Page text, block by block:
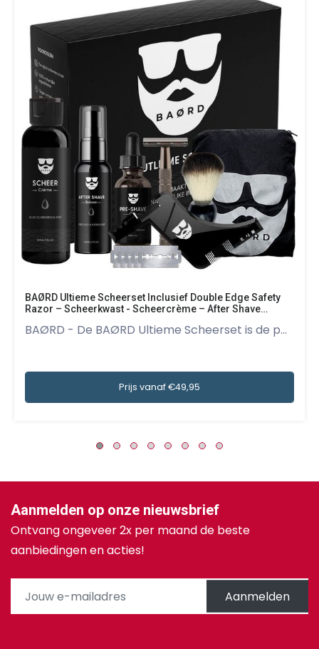
BAØRD Ultieme Scheerset Inclusief Double Edge Safety
Razor – Scheerkwast - Scheercrème – After Shave
Tool – 5 RVS Scheermesjes - Shaving Cream – Barber –
BAØRD - De BAØRD Ultieme Scheerset is de p...
Prijs vanaf €49,95
Aanmelden op onze nieuwsbrief
Ontvang ongeveer 2x per maand de beste
aanbiedingen en acties!
Aanmelden